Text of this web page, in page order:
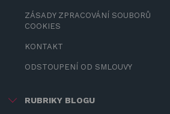
ZÁSADY ZPRACOVÁNÍ SOUBORŮ
COOKIES
KONTAKT
ODSTOUPENÍ OD SMLOUVY
RUBRIKY BLOGU